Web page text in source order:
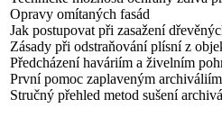
Opravy omítaných fasád
Jak postupovat při zasažení
Zásady při odstraňování plísní z
Předcházení haváriím a živelním
První pomoc zaplaveným archiváliím
Stručný přehled metod sušení